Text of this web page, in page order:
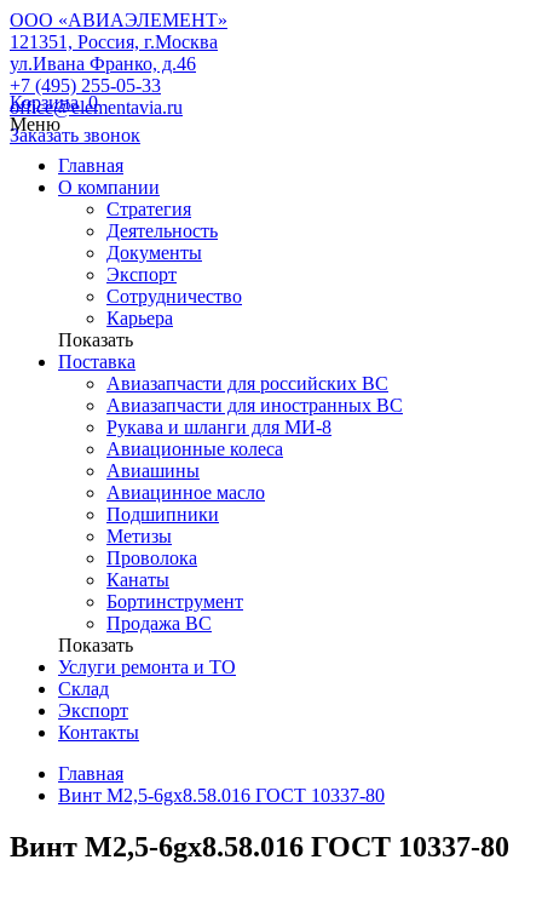
ООО «АВИАЭЛЕМЕНТ»
121351, Россия, г.Москва
ул.Ивана Франко, д.46
+7 (495) 255-05-33
office@elementavia.ru
Заказать звонок
Корзина0
Меню
Главная
О компании
Стратегия
Деятельность
Документы
Экспорт
Сотрудничество
Карьера
Показать
Поставка
Авиазапчасти для российских ВС
Авиазапчасти для иностранных ВС
Рукава и шланги для МИ-8
Авиационные колеса
Авиашины
Авиацинное масло
Подшипники
Метизы
Проволока
Канаты
Бортинструмент
Продажа ВС
Показать
Услуги ремонта и ТО
Склад
Экспорт
Контакты
Главная
Винт M2,5-6gх8.58.016 ГОСТ 10337-80
Винт M2,5-6gх8.58.016 ГОСТ 10337-80